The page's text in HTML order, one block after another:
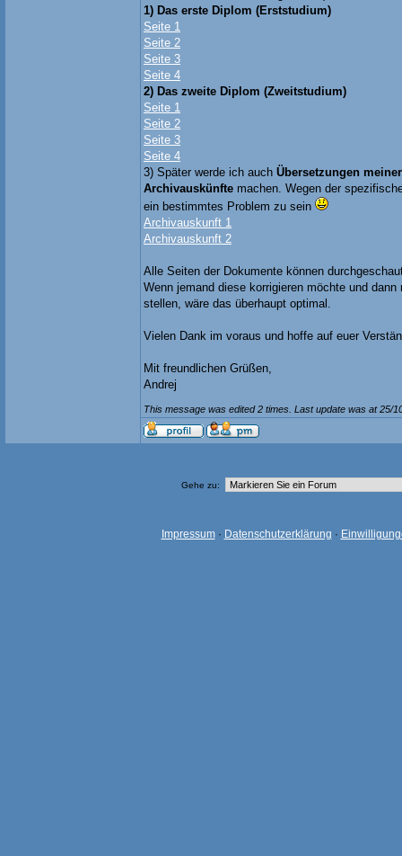
1) Das erste Diplom (Erststudium)
Seite 1
Seite 2
Seite 3
Seite 4
2) Das zweite Diplom (Zweitstudium)
Seite 1
Seite 2
Seite 3
Seite 4
3) Später werde ich auch Übersetzungen
Archivauskünfte machen. Wegen der
ein bestimmtes Problem zu sein
Archivauskunft 1
Archivauskunft 2
Alle Seiten der Dokumente können
Wenn jemand diese korrigieren möchte und
stellen, wäre das überhaupt optimal.
Vielen Dank im voraus und hoffe auf euer
Mit freundlichen Grüßen,
Andrej
This message was edited 2 times. Last update was at 25/
Gehe zu:
Impressum· Datenschutzerklärung ·